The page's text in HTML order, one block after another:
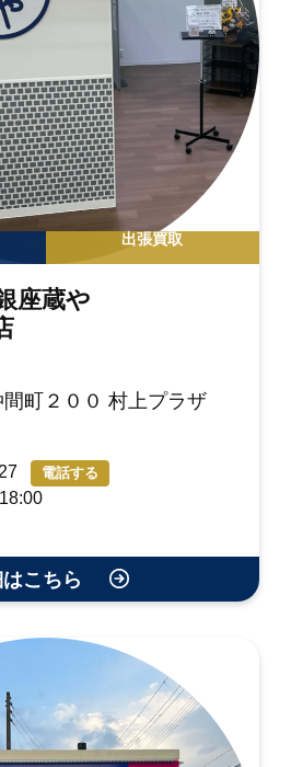
出張買取
座蔵や
町２００ 村上プラザ
電話する
こちら